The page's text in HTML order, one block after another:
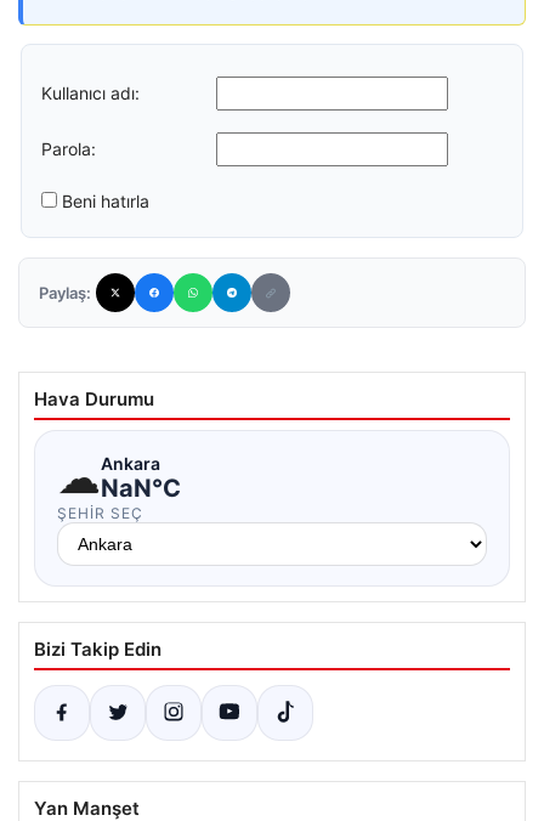
Kullanıcı adı:
Parola:
Beni hatırla
Paylaş:
Hava Durumu
☁Ankara
NaN°C
ŞEHIR SEÇ
Bizi Takip Edin
Yan Manşet